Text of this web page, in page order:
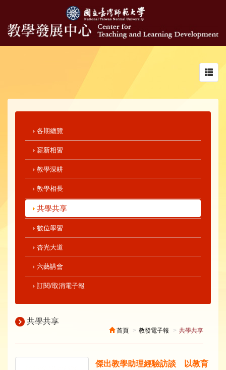
各期總覽
薪新相習
教學深耕
教學相長
共學共享
數位學習
杏光大道
六藝講會
訂閱/取消電子報
共學共享
首頁 教發電子報 共學共享
傑出教學助理經驗訪談 以教育